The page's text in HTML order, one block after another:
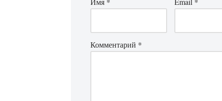
Комментарий *